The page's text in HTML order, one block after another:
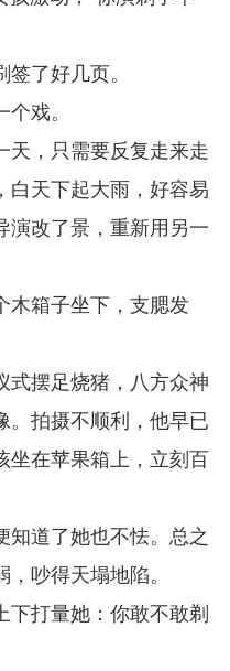
了好几页。
戏。
天，只需要反复走来走
白天下起大雨，好容易
演改了景，重新用另一
木箱子坐下，支腮发
式摆足烧猪，八方众神
。拍摄不顺利，他早已
坐在苹果箱上，立刻百
知道了她也不怯。总之
吵得天塌地陷。
下打量她：你敢不敢剃